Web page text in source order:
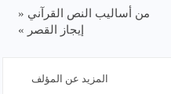
من أساليب النص القرآني «
إيجاز القصر »
المزيد عن المؤلف